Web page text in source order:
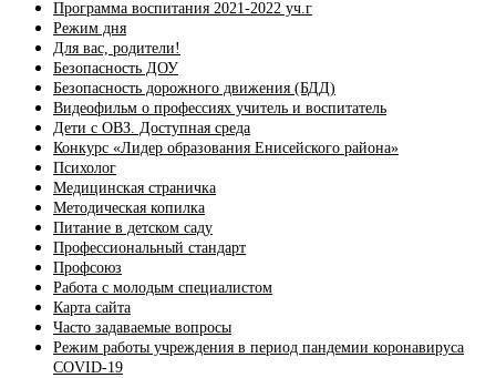
Программа воспитания 2021-2022 уч.г
Режим дня
Для вас, родители!
Безопасность ДОУ
Безопасность дорожного движения (БДД)
Видеофильм о профессиях учитель и воспитатель
Дети с ОВЗ. Доступная среда
Конкурс «Лидер образования Енисейского района»
Психолог
Медицинская страничка
Методическая копилка
Питание в детском саду
Профессиональный стандарт
Профсоюз
Работа с молодым специалистом
Карта сайта
Часто задаваемые вопросы
Режим работы учреждения в период пандемии коронавируса
COVID-19